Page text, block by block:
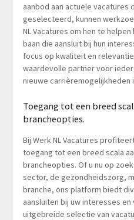
aanbod aan actuele vacatures
geselecteerd, kunnen
NL Vacatures om hen te
baan die aansluit bij hun
focus op kwaliteit en
waardevolle partner voor
nieuwe carrièremogelijkheden
Toegang tot een breed
brancheopties.
Bij Werk NL Vacatures
toegang tot een breed scala
brancheopties. Of u nu op
sector, de gezondheidszorg,
branche, ons platform biedt
aansluiten bij uw interesses
uitgebreide selectie van